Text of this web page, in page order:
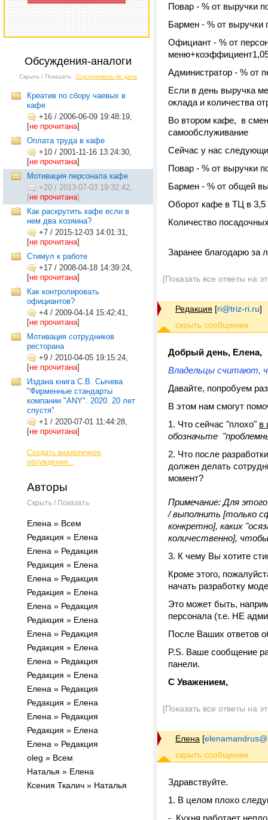
Обсуждения-аналоги
Скрыть / Показать Сортировать по дате
Креатив по сбору чаевых в
кафе
+16 / 2006-06-09 19:48:19,
[не прочитана]
Оплата труда в кафе
+10 / 2001-11-16 13:24:30,
[не прочитана]
Мотивация персонала кафе
+20 / 2013-07-03 19:32:42,
[не прочитана]
Как раскрутить кафе если в
нем два хозяина?
+7 / 2015-12-03 14:01:31,
[не прочитана]
Стимул к работе
+17 / 2008-04-18 14:39:24,
[не прочитана]
Как контролировать
официантов?
+4 / 2009-04-14 15:42:41,
[не прочитана]
Мотивация сотрудников
ресторана
+9 / 2010-04-05 19:15:24,
[не прочитана]
Издана книга С.В. Сычева
"Фирменные стандарты
компании "ANY". 2020. 20 лет
спустя"
+1 / 2020-07-01 11:44:28,
[не прочитана]
Создать аналогичное
обсуждение...
Авторы
Скрыть / Показать
Елена » Всем
Редакция » Елена
Елена » Редакция
Редакция » Елена
Елена » Редакция
Редакция » Елена
Елена » Редакция
Редакция » Елена
Елена » Редакция
Редакция » Елена
Елена » Редакция
Редакция » Елена
Елена » Редакция
Редакция » Елена
Елена » Редакция
Редакция » Елена
Елена » Редакция
oleg » Всем
Наталья » Елена
Ксения Ткалич » Наталья
Повар - % от выручки
Бармен - % от выручки
Официант - % от
Администратор - % от
Если в день выручка
оклада и количества
Во втором кафе, в
самообслуживание
Сейчас у нас
Повар - % от выручки
Бармен - % от общей
Оборот кафе в ТЦ в 3,5
Количество
Заранее благодарю за
[Показать все ответы на
Редакция [ri@triz-ri.ru]
Добрый день, Елена,
Владельцы считают,
Давайте, попробуем
В этом нам смогут
Что сейчас "плохо" в
обозначьте
Что после
должен делать
момент?
Примечание:Для
/ выполнить [только
конкретно], каких
количественно],
К чему Вы хотите
Кроме этого,
начать разработку
Это может быть,
персонала (т.е. НЕ
После Ваших ответов
P.S. Ваше сообщение
панели.
С Уважением,
[Показать все ответы на
Елена [
Здравствуйте.
1. В целом плохо
- Кухня работает